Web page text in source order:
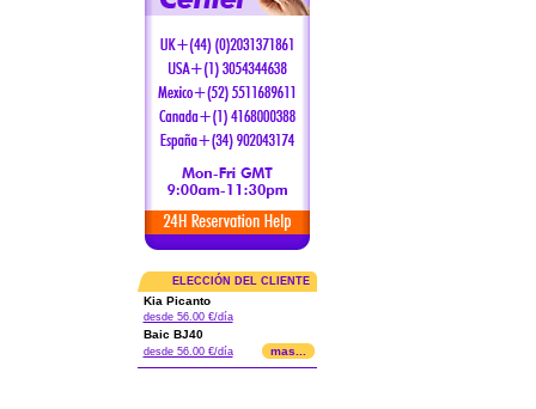
ELECCIÓN DEL CLIENTE
Kia Picanto
desde 56.00 €/día
Baic BJ40
desde 56.00 €/día mas...